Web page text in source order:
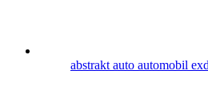
abstrakt auto automobil